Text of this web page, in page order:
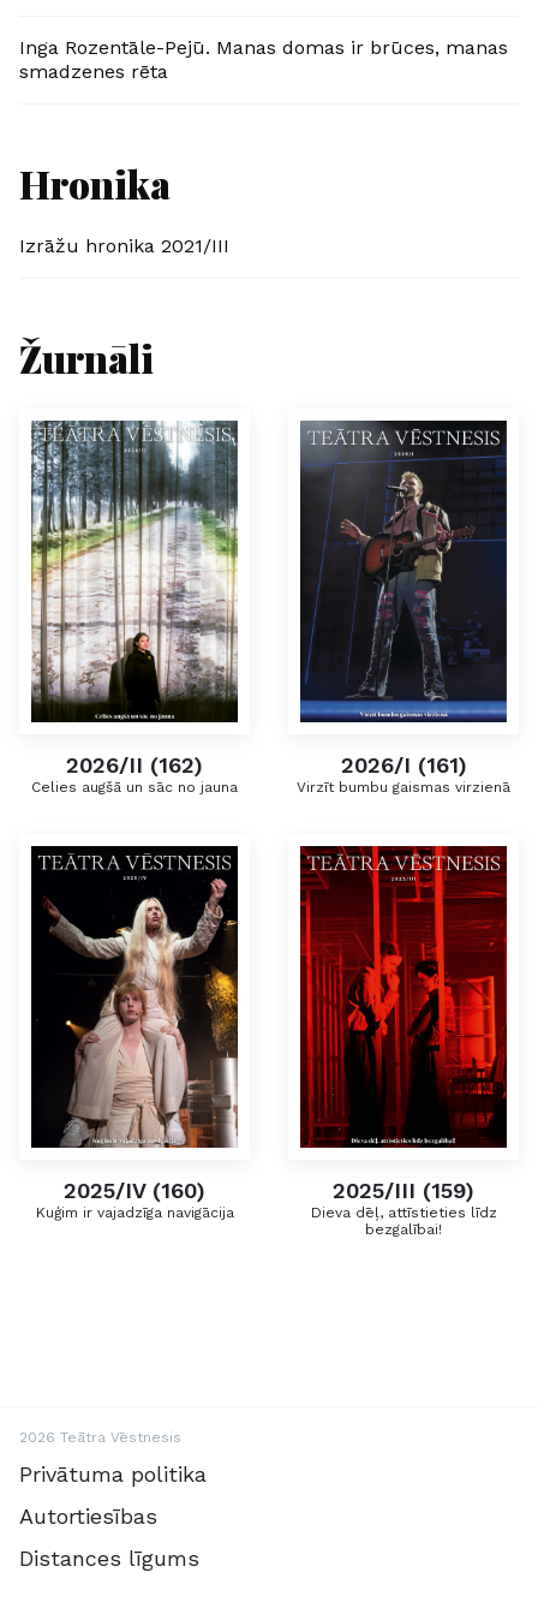
Inga Rozentāle-Pejū. Manas domas ir brūces, manas
smadzenes rēta
Hronika
Izrāžu hronika 2021/III
Žurnāli
2026/II (162)
Celies augšā un sāc no jauna
2026/I (161)
Virzīt bumbu gaismas virzienā
2025/IV (160)
Kuģim ir vajadzīga navigācija
2025/III (159)
Dieva dēļ, attīstieties līdz
bezgalībai!
2026 Teātra Vēstnesis
Privātuma politika
Autortiesības
Distances līgums